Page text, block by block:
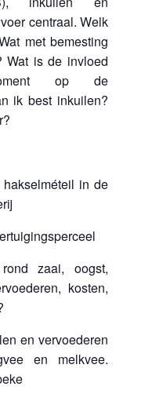
centraal. Welk
met bemesting
Wat is de invloed
op de
ik best inkuilen?
in de
zaai, oogst,
kosten,
en vervoederen
en melkvee.